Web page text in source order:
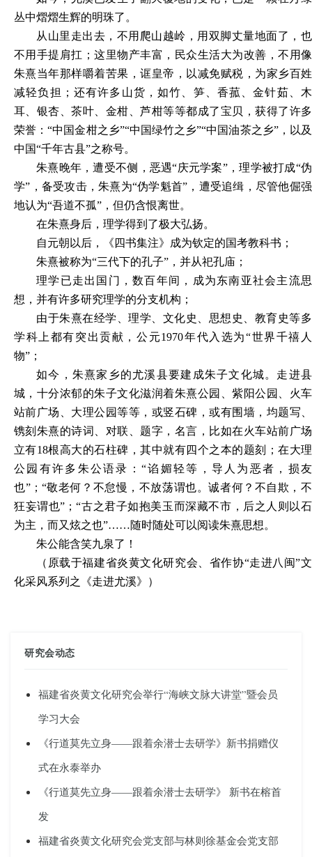
丛中熠熠生辉的明珠了。
从山里走出去，不用爬山越岭，用双脚丈量地面了，也
不用手提肩扛；这里物产丰富，民众生活大为改善，不用像
朱熹当年那样嚼着苦果，诓皇帝，以减免赋税，为家乡百姓
减轻负担；还有许多山货，如竹、笋、香菰、金针茹、木
耳、银杏、茶叶、金柑、芦柑等等都成了宝贝，获得了许多
荣誉：“中国金柑之乡”“中国绿竹之乡”“中国油茶之乡”，以及
中国“千年古县”之称号。
朱熹晚年，遭受不侧，恶遇“庆元学案”，理学被打成“伪
学”，备受攻击，朱熹为“伪学魁首”，遭受追缉，尽管他倔强
地认为“吾道不孤”，但仍含恨离世。
在朱熹身后，理学得到了极大弘扬。
自元朝以后，《四书集注》成为钦定的国考教科书；
朱熹被称为“三代下的孔子”，并从祀孔庙；
理学已走出国门，数百年间，成为东南亚社会主流思
想，并有许多研究理学的分支机构；
由于朱熹在经学、理学、文化史、思想史、教育史等多
学科上都有突出贡献，公元1970年代入选为“世界千禧人
物”；
如今，朱熹家乡的尤溪县要建成朱子文化城。走进县
城，十分浓郁的朱子文化滋润着朱熹公园、紫阳公园、火车
站前广场、大理公园等等，或竖石碑，或有围墙，均题写、
镌刻朱熹的诗词、对联、题字，名言，比如在火车站前广场
立有18根高大的石柱碑，其中就有四个之本的题刻；在大理
公园有许多朱公语录：“谄媚轻等，导人为恶者，损友
也”；“敬老何？不怠慢，不放荡谓也。诚者何？不自欺，不
狂妄谓也”；“古之君子如抱美玉而深藏不市，后之人则以石
为主，而又炫之也”……随时随处可以阅读朱熹思想。
朱公能含笑九泉了！
（ 原载于福建省炎黄文化研究会、省作协“走进八闽”文
化采风系列之《走进尤溪》）
研究会动态
福建省炎黄文化研究会举行“海峡文脉大讲堂”暨会员
学习大会
《行道莫先立身——跟着余潜士去研学》新书捐赠仪
式在永泰举办
《行道莫先立身——跟着余潜士去研学》 新书在榕首
发
福建省炎黄文化研究会党支部与林则徐基金会党支部